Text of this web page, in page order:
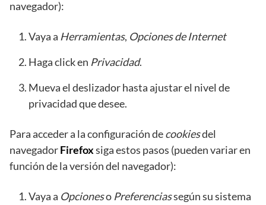
navegador):
Vaya a Herramientas, Opciones de Internet
Haga click en Privacidad.
Mueva el deslizador hasta ajustar el nivel de
privacidad que desee.
Para acceder a la configuración decookiesdel
navegadorFirefoxsiga estos pasos (pueden variar en
función de la versión del navegador):
Vaya a Opcioneso Preferenciassegún su sistema